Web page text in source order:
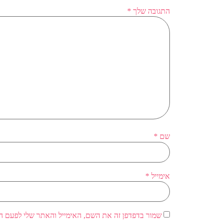
התגובה שלך *
שם *
אימייל *
שמור בדפדפן זה את השם, האימייל והאתר שלי לפעם